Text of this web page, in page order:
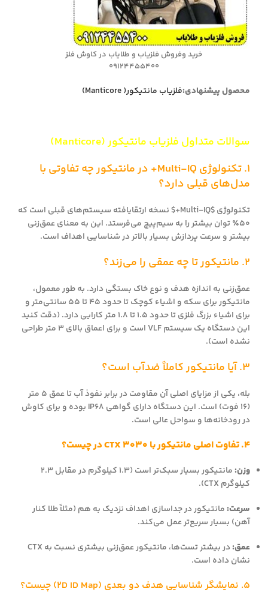
خرید وفروش فلزیاب و طلایاب در کاوش فلز
09124455400
محصول پیشنهادی:فلزیاب مانتیکور( Manticore)
سوالات متداول فلزیاب مانتیکور (Manticore)
۱. تکنولوژی Multi-IQ+ در مانتیکور چه تفاوتی با
مدل‌های قبلی دارد؟
تکنولوژی $Multi-IQ+$ نسخه ارتقایافته سیستم‌های قبلی است که
۵۰٪ توان بیشتر را به سیم‌پیچ می‌فرستد. این به معنای عمق‌زنی
بیشتر و سرعت پردازش بسیار بالاتر در شناسایی اهداف است.
۲. مانتیکور تا چه عمقی را می‌زند؟
عمق‌زنی به اندازه هدف و نوع خاک بستگی دارد. به طور معمول،
مانتیکور برای سکه و اشیاء کوچک تا حدود ۴۵ تا ۵۵ سانتی‌متر و
برای اشیاء بزرگ فلزی تا حدود ۱.۵ تا ۱.۸ متر کارایی دارد. (دقت کنید
این دستگاه یک سیستم VLF است و برای اعماق بالای ۳ متر طراحی
نشده است).
۳. آیا مانتیکور کاملاً ضدآب است؟
بله، یکی از مزایای اصلی آن مقاومت در برابر نفوذ آب تا عمق ۵ متر
(۱۶ فوت) است. این دستگاه دارای گواهی IP68 بوده و برای کاوش
در رودخانه‌ها و سواحل عالی است.
۴. تفاوت اصلی مانتیکور با CTX 3030 در چیست؟
وزن:
مانتیکور بسیار سبک‌تر است (۱.۳ کیلوگرم در مقابل ۲.۳
کیلوگرم CTX).
سرعت: مانتیکور در جداسازی اهداف نزدیک به هم (مثلاً طلا کنار
آهن) بسیار سریع‌تر عمل می‌کند.
عمق:
در بیشتر تست‌ها، مانتیکور عمق‌زنی بیشتری نسبت به CTX
نشان داده است.
۵. نمایشگر شناسایی هدف دو بعدی (2D ID Map) چیست؟